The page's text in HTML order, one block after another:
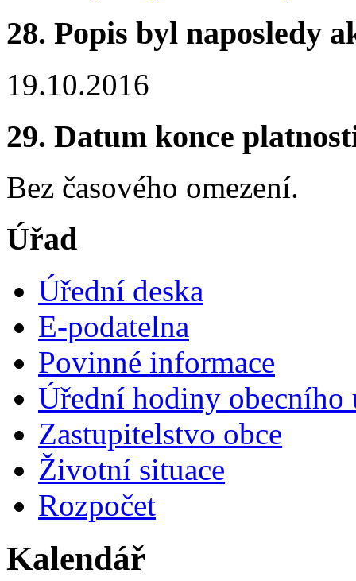
28. Popis byl naposledy
19.10.2016
29. Datum konce
Bez časového omezení.
Úřad
Úřední deska
E-podatelna
Povinné informace
Úřední hodiny obecního
Zastupitelstvo obce
Životní situace
Rozpočet
Kalendář